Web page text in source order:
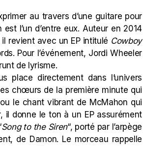
au travers d’une guitare pour
l’un d’entre eux. Auteur en 2014
revient avec un EP intitulé Cowboy
Pour l’événement, Jordi Wheeler
de lyrisme.
place directement dans l’univers
chœurs de la première minute qui
le chant vibrant de McMahon qui
il donne le ton à un EP assurément
Song to the Siren“, porté par l’arpège
de Damon. Le morceau rappelle